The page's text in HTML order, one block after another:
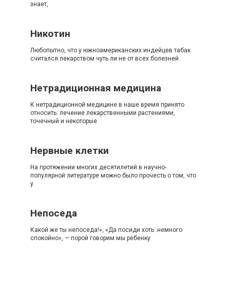
знает,
Никотин
Любопытно, что у южноамериканских индейцев табак
считался лекарством чуть ли не от всех болезней.
Нетрадиционная медицина
К нетрадиционной медицине в наше время принято
относить: лечение лекарственными растениями,
точечный и некоторые
Нервные клетки
На протяжении многих десятилетий в научно-
популярной литературе можно было прочесть о том, что
у
Непоседа
Какой же ты непоседа!», «Да посиди хоть .немного
спокойно», — порой говорим мы ребенку